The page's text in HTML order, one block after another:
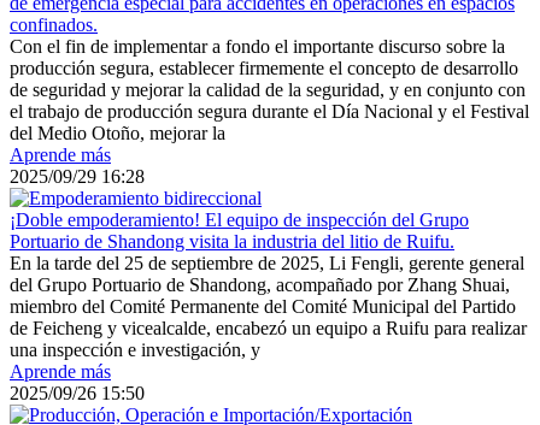
confinados.
Con el fin de implementar a fondo el importante discurso sobre la
producción segura, establecer firmemente el concepto de desarrollo
de seguridad y mejorar la calidad de la seguridad, y en conjunto con
el trabajo de producción segura durante el Día Nacional y el Festival
del Medio Otoño, mejorar la
Aprende más
2025/09/29 16:28
¡Doble empoderamiento! El equipo de inspección del Grupo
Portuario de Shandong visita la industria del litio de Ruifu.
En la tarde del 25 de septiembre de 2025, Li Fengli, gerente general
del Grupo Portuario de Shandong, acompañado por Zhang Shuai,
miembro del Comité Permanente del Comité Municipal del Partido
de Feicheng y vicealcalde, encabezó un equipo a Ruifu para realizar
una inspección e investigación, y
Aprende más
2025/09/26 15:50